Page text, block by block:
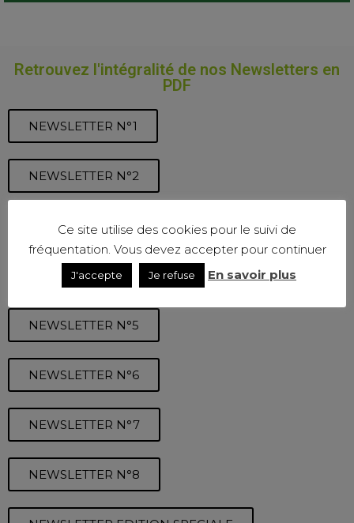
Retrouvez l'intégralité de nos Newsletters en
PDF
NEWSLETTER N°1
NEWSLETTER N°2
NEWSLETTER N°3
NEWSLETTER N°4
NEWSLETTER N°5
NEWSLETTER N°6
NEWSLETTER N°7
NEWSLETTER N°8
Ce site utilise des cookies pour le suivi de
fréquentation. Vous devez accepter pour continuer
J'accepte Je refuse En savoir plus